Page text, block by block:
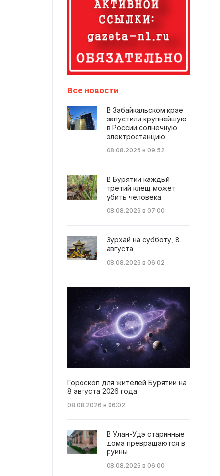
Все новости
В Забайкальском крае
запустили крупнейшую
в России солнечную
электростанцию
08.08.2026 в 09:52
В Бурятии каждый
третий клещ может
убить человека
08.08.2026 в 07:00
Зурхай на субботу, 8
августа
08.08.2026 в 06:02
Гороскоп для жителей Бурятии на
8 августа 2026 года
08.08.2026 в 06:02
В Улан-Удэ старинные
дома превращаются в
руины
08.08.2026 в 06:00